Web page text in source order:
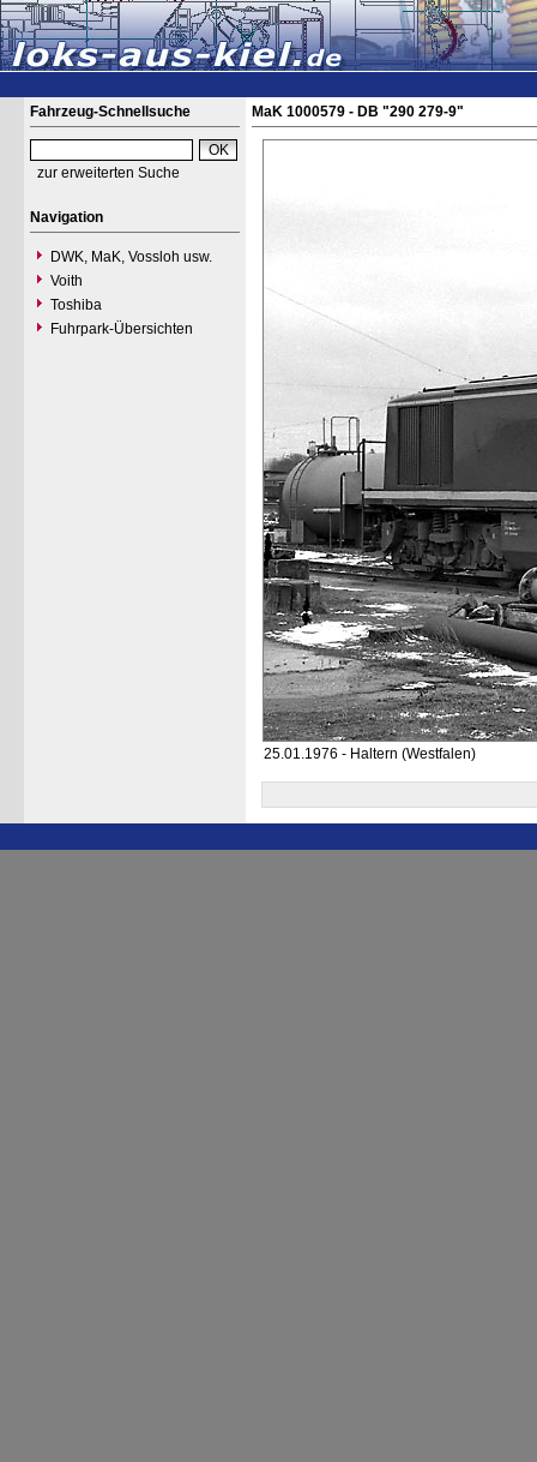
Fahrzeug-Schnellsuche
zur erweiterten Suche
Navigation
DWK, MaK, Vossloh usw.
Voith
Toshiba
Fuhrpark-Übersichten
MaK 1000579 - DB "290 279-9"
25.01.1976 - Haltern (Westfalen)